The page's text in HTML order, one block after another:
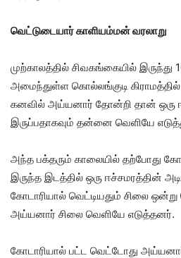
வெட்டுடையார் காளியம்மன்வரலாறு
முற்காலத்தில் சிவகங்கையில்
அமைந்துள்ள கொல்லங்குடி
கனவில் அய்யனார் தோன்றி தான் ஒரு
இருப்பதாகவும் தன்னை வெளியே
அந்த பக்தரும் காலையில் தற்போது
இருந்த இடத்தில் ஒரு ஈச்சமரத்தின்
கோடாரியால் வெட்டியதும் சிலை
அய்யனார் சிலை வெளியே எடுத்தனர்.
கோடாரியால் பட்ட வெட்டோது